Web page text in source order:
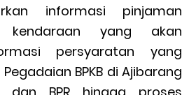
informasi pinjaman
kendaraan yang akan
persyaratan yang
BPKB di Ajibarang